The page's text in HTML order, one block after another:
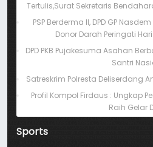
Tertulis,Surat Sekretaris
PSP Berderma II, DPD GP
Donor Darah Peringati
DPD PKB Pujakesuma Asahan
Santri
Satreskrim Polresta Deliserdang
Profil Kompol Firdaus : Ungkap
Raih Gelar
Sports